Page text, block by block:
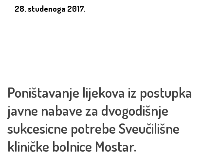
28. studenoga 2017.
Poništavanje lijekova iz postupka
javne nabave za dvogodišnje
sukcesicne potrebe Sveučilišne
kliničke bolnice Mostar.